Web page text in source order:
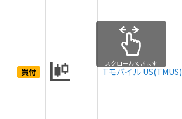
買付 Tモバイル US(TMUS)
スクロールできます